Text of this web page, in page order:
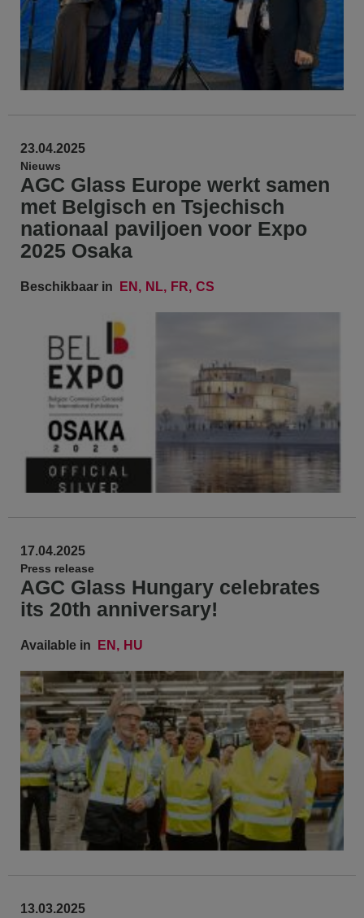
23.04.2025
Nieuws
AGC Glass Europe werkt samen
met Belgisch en Tsjechisch
nationaal paviljoen voor Expo
2025 Osaka
Beschikbaar in EN NL FR CS
17.04.2025
Press release
AGC Glass Hungary celebrates
its 20th anniversary!
Available in EN HU
13.03.2025